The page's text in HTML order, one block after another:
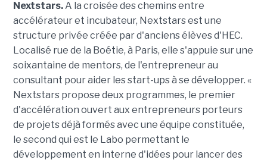
Nextstars.A la croisée des chemins entre
accélérateur et incubateur, Nextstars est une
structure privée créée par d'anciens élèves d'HEC.
Localisé rue de la Boétie, à Paris, elle s'appuie sur une
soixantaine de mentors, de l'entrepreneur au
consultant pour aider les start-ups à se développer. «
Nextstars propose deux programmes, le premier
d'accélération ouvert aux entrepreneurs porteurs
de projets déjà formés avec une équipe constituée,
le second qui est le Labo permettant le
développement en interne d'idées pour lancer des